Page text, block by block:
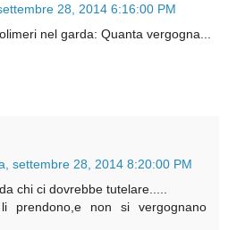
28, 2014 6:16:00 PM
nel garda: Quanta vergogna...
settembre 28, 2014 8:20:00 PM
chi ci dovrebbe tutelare.....
prendono,e non si vergognano